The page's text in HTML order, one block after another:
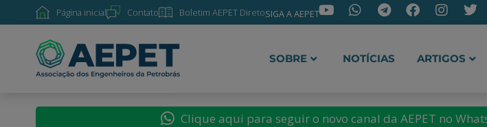
Página inicial Contato Boletim AEPET DiretoSIGA A AEPET
SOBRE NOTÍCIAS ARTIGOS
Clique aqui para seguir o novo canal da AEPET no